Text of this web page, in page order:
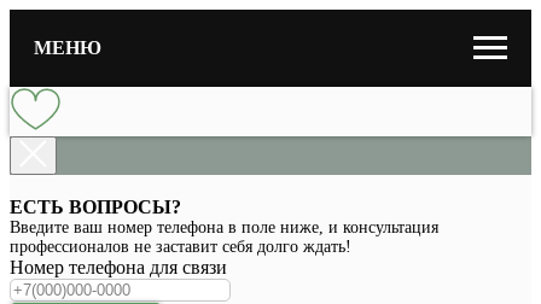
МЕНЮ
ЕСТЬ ВОПРОСЫ?
Введите ваш номер телефона в поле ниже, и консультация
профессионалов не заставит себя долго ждать!
Номер телефона для связи